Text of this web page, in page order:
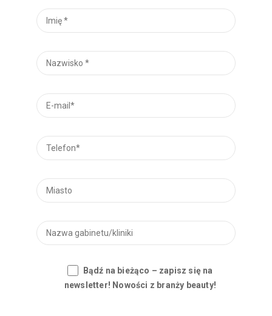
Bądź na bieżąco – zapisz się na
newsletter! Nowości z branży beauty!